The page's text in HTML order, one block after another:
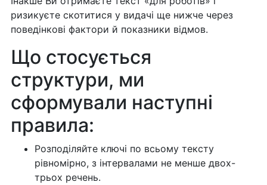
ризикуєте скотитися у видачі ще нижче через
поведінкові фактори й показники відмов.
Що стосується
структури, ми
сформували наступні
правила:
Розподіляйте ключі по всьому тексту
рівномірно, з інтервалами не менше двох-
трьох речень.